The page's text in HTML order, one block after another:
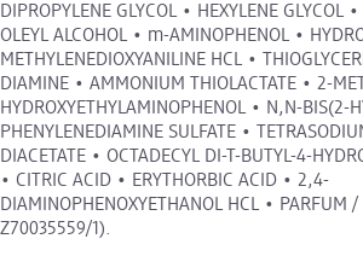
DIPROPYLENE GLYCOL • HEXYLENE GLYCOL
OLEYL ALCOHOL • m-AMINOPHENOL •
METHYLENEDIOXYANILINE HCL •
DIAMINE • AMMONIUM THIOLACTATE • 2-
HYDROXYETHYLAMINOPHENOL • N,N-BIS(2-
PHENYLENEDIAMINE SULFATE •
DIACETATE • OCTADECYL DI-T-BUTYL-4-
• CITRIC ACID • ERYTHORBIC ACID • 2,4-
DIAMINOPHENOXYETHANOL HCL • PARFUM
Z70035559/1).